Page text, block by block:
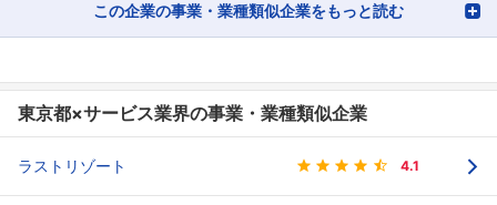
この企業の事業・業種類似企業をもっと読む
東京都×サービス業界の事業・業種類似企業
ラストリゾート 4.1